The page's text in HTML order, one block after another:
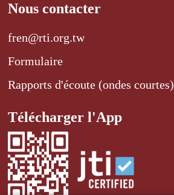
Nous contacter
fren@rti.org.tw
Formulaire
Rapports d'écoute (ondes courtes)
Télécharger l'App